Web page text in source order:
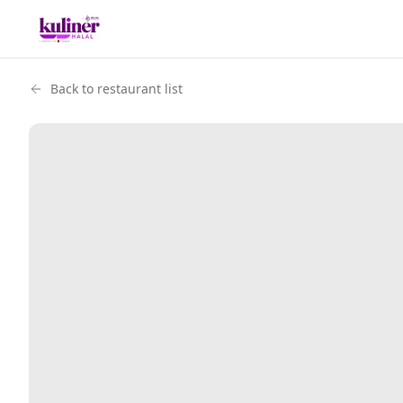
Back to restaurant list